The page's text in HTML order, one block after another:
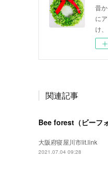
昔
に
け
関連記事
Bee forest（ビーフ
大阪府寝屋川市lit.link
2021.07.04 09:28